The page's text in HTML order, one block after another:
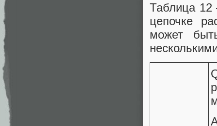
Таблица
цепочке
может